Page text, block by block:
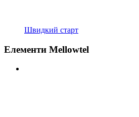
Швидкий старт
Елементи Mellowtel